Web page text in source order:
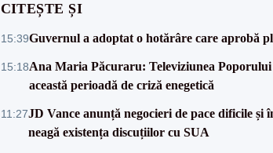
CITEȘTE ȘI
15:39Guvernul a adoptat o hotărâre care aprobă
15:18Ana Maria Păcuraru: Televiziunea
această perioadă de criză enegetică
11:27JD Vance anunță negocieri de pace dificile
neagă existența discuțiilor cu SUA